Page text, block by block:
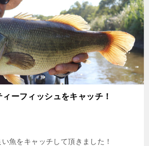
ーフィッシュをキャッチ！
魚をキャッチして頂きました！